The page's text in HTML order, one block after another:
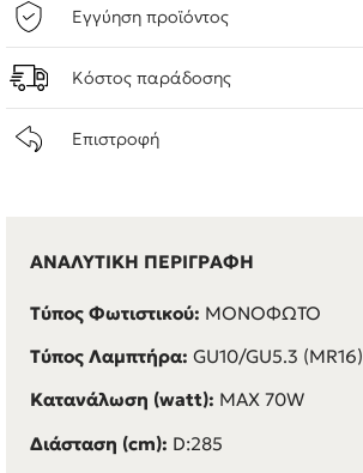
Εγγύηση προϊόντος
Κόστος παράδοσης
Επιστροφή
ΑΝΑΛΥΤΙΚΗ ΠΕΡΙΓΡΑΦΗ
Τύπος Φωτιστικού: ΜΟΝΟΦΩΤΟ
Τύπος Λαμπτήρα: GU10/GU5.3 (MR16)
Κατανάλωση (watt): MAX 70W
Διάσταση (cm): D:285